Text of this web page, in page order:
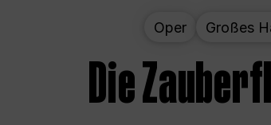
Oper Großes
Die